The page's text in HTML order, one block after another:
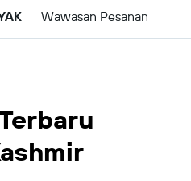
Wawasan Pesanan